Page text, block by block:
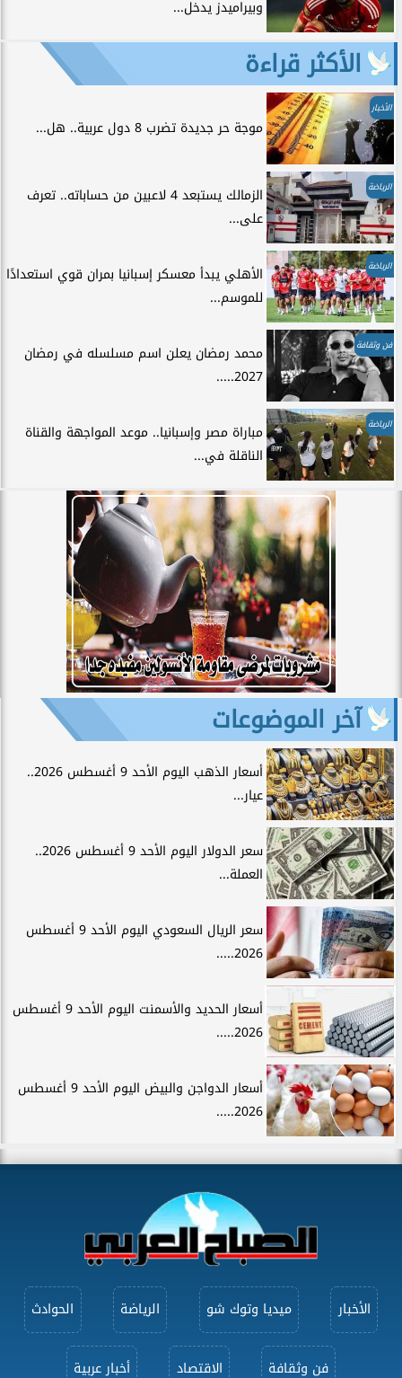
وبيراميدز يدخل...
الأكثر قراءة
الأخبار
موجة حر جديدة تضرب 8 دول عربية.. هل...
الرياضة
الزمالك يستبعد 4 لاعبين من حساباته.. تعرف
على...
الرياضة
الأهلي يبدأ معسكر إسبانيا بمران قوي استعدادًا
للموسم...
فن وثقافة
محمد رمضان يعلن اسم مسلسله في رمضان
2027.....
الرياضة
مباراة مصر وإسبانيا.. موعد المواجهة والقناة
الناقلة في...
آخر الموضوعات
أسعار الذهب اليوم الأحد 9 أغسطس 2026..
عيار...
سعر الدولار اليوم الأحد 9 أغسطس 2026..
العملة...
سعر الريال السعودي اليوم الأحد 9 أغسطس
2026.....
أسعار الحديد والأسمنت اليوم الأحد 9 أغسطس
2026.....
أسعار الدواجن والبيض اليوم الأحد 9 أغسطس
2026.....
الأخبار ميديا وتوك شو الرياضة الحوادث
فن وثقافة الاقتصاد أخبار عربية